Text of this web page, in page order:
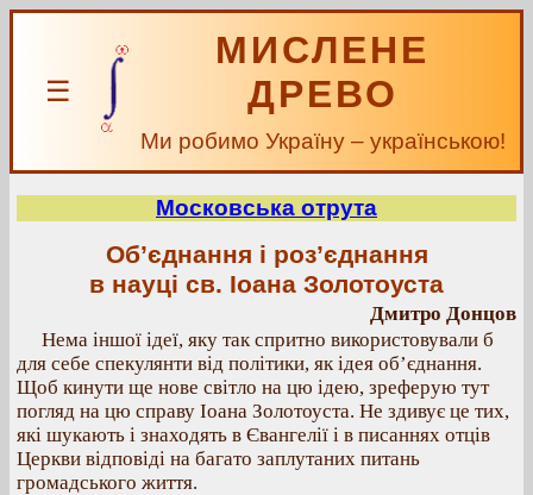
☰
МИСЛЕНЕ
ДРЕВО
Ми робимо Україну – українською!
Московська отрута
Об’єднання і роз’єднання
в науці св. Іоана Золотоуста
Дмитро Донцов
Нема іншої ідеї, яку так спритно використовували б
для себе спекулянти від політики, як ідея об’єднання.
Щоб кинути ще нове світло на цю ідею, зреферую тут
погляд на цю справу Іоана Золотоуста. Не здивує це тих,
які шукають і знаходять в Євангелії і в писаннях отців
Церкви відповіді на багато заплутаних питань
громадського життя.